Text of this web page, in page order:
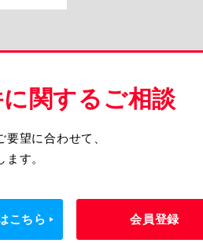
関するご相談
望に合わせて、
す。
こちら 会員登録